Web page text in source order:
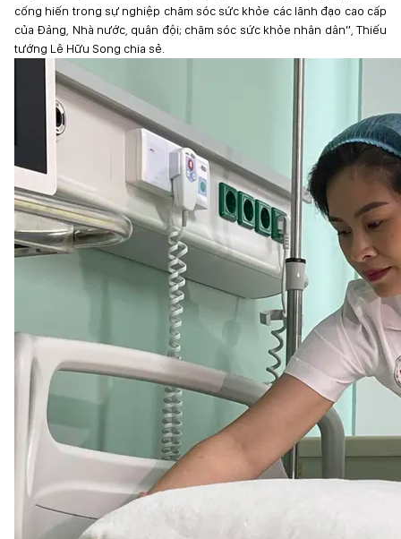
cống hiến trong sự nghiệp chăm sóc sức khỏe các lãnh đạo cao cấp
của Đảng, Nhà nước, quân đội; chăm sóc sức khỏe nhân dân”, Thiếu
tướng Lê Hữu Song chia sẻ.